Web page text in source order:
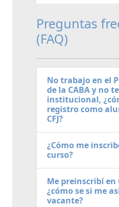
Preguntas
(FAQ)
No trabajo en el
de la CABA y no
institucional,
registro como
CFJ?
¿Cómo me
curso?
Me preinscribí en
¿cómo se si me
vacante?